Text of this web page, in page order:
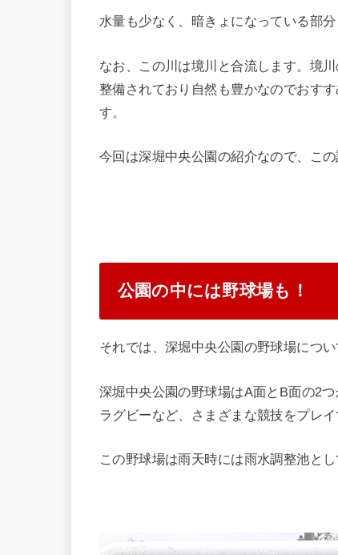
水量も少なく、暗きょになっている部
なお、この川は境川と合流します。境
整備されており自然も豊かなのでおす
す。
今回は深堀中央公園の紹介なので、こ
公園の中には野球場も！
それでは、深堀中央公園の野球場につ
深堀中央公園の野球場はA面とB面の2
ラグビーなど、さまざまな競技をプレイ
この野球場は雨天時には雨水調整池と